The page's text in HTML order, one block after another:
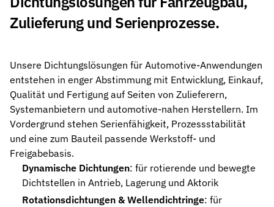
Zulieferung und Serienprozesse.
Unsere Dichtungslösungen für Automotive-Anwendungen
entstehen in enger Abstimmung mit Entwicklung, Einkauf,
Qualität und Fertigung auf Seiten von Zulieferern,
Systemanbietern und automotive-nahen Herstellern. Im
Vordergrund stehen Serienfähigkeit, Prozessstabilität
und eine zum Bauteil passende Werkstoff- und
Freigabebasis.
Dynamische Dichtungen: für rotierende und bewegte
Dichtstellen in Antrieb, Lagerung und Aktorik
Rotationsdichtungen & Wellendichtringe: für